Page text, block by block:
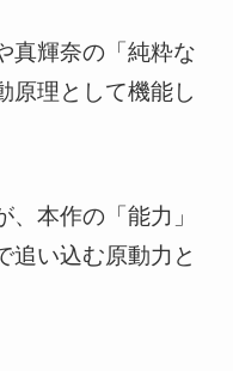
真輝奈の「純粋な
原理として機能し
本作の「能力」
追い込む原動力と